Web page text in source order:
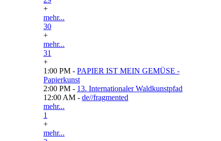
+
mehr...
30
+
mehr...
31
+
1:00 PM - PAPIER IST MEIN GEMÜSE -
Papierkunst
2:00 PM - 13. Internationaler Waldkunstpfad
12:00 AM - de//fragmented
mehr...
1
+
mehr...